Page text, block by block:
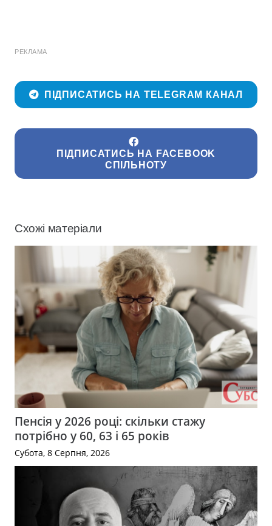
РЕКЛАМА
ПІДПИСАТИСЬ НА TELEGRAM КАНАЛ
ПІДПИСАТИСЬ НА FACEBOOK
СПІЛЬНОТУ
Схожі матеріали
Пенсія у 2026 році: скільки стажу
потрібно у 60, 63 і 65 років
Субота, 8 Серпня, 2026